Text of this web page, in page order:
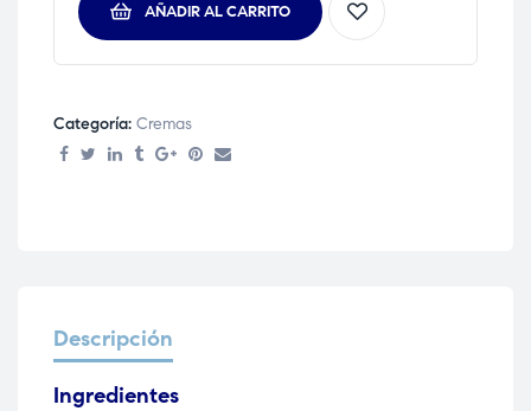
AÑADIR AL CARRITO
Categoría: Cremas
Descripción
Ingredientes